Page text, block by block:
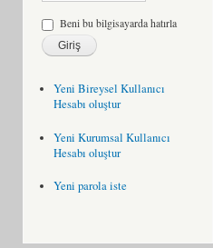
Beni bu bilgisayarda hatırla
Yeni Bireysel Kullanıcı
Hesabı oluştur
Yeni Kurumsal Kullanıcı
Hesabı oluştur
Yeni parola iste